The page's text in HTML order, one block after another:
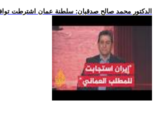
.. الدكتور محمد صالح صدقيان: سلطنة عمان اشترطت